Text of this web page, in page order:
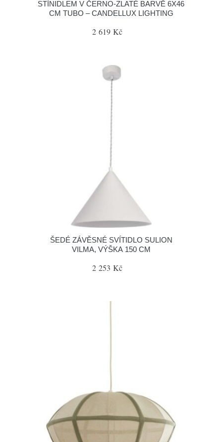
STÍNIDLEM V ČERNO-ZLATÉ BARVĚ 6X46
CM TUBO – CANDELLUX LIGHTING
2 619 Kč
ŠEDÉ ZÁVĚSNÉ SVÍTIDLO SULION
VILMA, VÝŠKA 150 CM
2 253 Kč